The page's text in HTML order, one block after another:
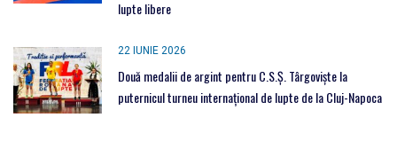
lupte libere
22 IUNIE 2026
Două medalii de argint pentru C.S.Ș. Târgoviște la
puternicul turneu internațional de lupte de la Cluj-Napoca